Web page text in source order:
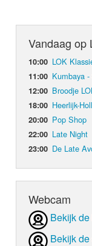
Vandaag op
10:00 LOK
11:00 Kumbaya
12:00 Broodje
18:00 Heerlijk-
20:00 Pop Shop
22:00 Late Night
23:00 De Late
Webcam
Bekijk
Bekijk